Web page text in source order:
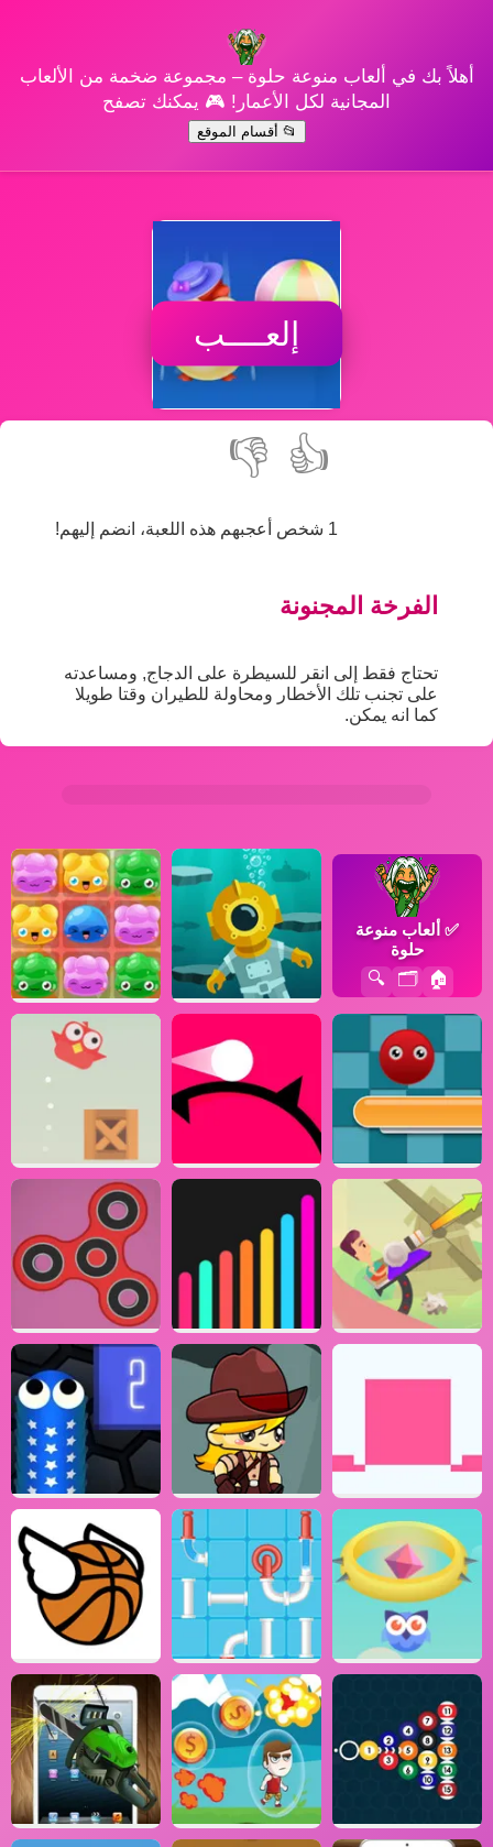
أهلاً بك في ألعاب منوعة حلوة – مجموعة ضخمة من الألعاب
المجانية لكل الأعمار! 🎮 يمكنك تصفح
📂 أقسام الموقع
إلعــــب
👍
👎
1 شخص أعجبهم هذه اللعبة، انضم إليهم!
الفرخة المجنونة
تحتاج فقط إلى انقر للسيطرة على الدجاج, ومساعدته
على تجنب تلك الأخطار ومحاولة للطيران وقتا طويلا
كما انه يمكن.
✅ ألعاب منوعة
حلوة
🏠
🗂️
🔍